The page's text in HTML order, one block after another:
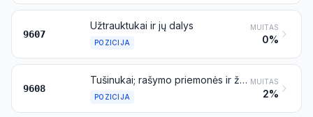
9607
Užtrauktukai ir jų dalys
POZICIJA
MUITAS
0%
9608
Tušinukai; rašymo priemonės ir žymekliai su antgaliais, pagamintais iš veltinio ir iš kitų akytųjų medžiagų; automatiniai plunksnakočiai, stilografai ir kiti plunksnakočiai; kopijavimo stilografai (rapidografai); automatiniai pieštukai su išstumiamomis arba išslystančiomis šerdelėmis; plunksnakočių koteliai, pieštukų koteliai ir panašūs koteliai; išvardytų dirbinių, išskyrus priskiriamus 9609 pozicijai, dalys (įskaitant antgalius ir spaustukus)
POZICIJA
MUITAS
2%